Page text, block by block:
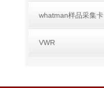
whatman样品采集卡
VWR